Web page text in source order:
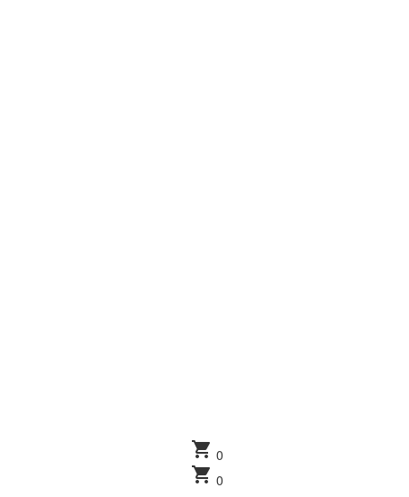
shopping_cart 0
shopping_cart 0